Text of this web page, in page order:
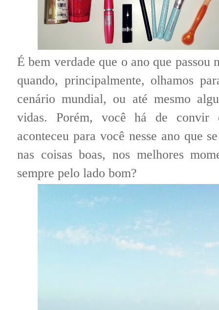
É bem verdade que o ano que passou
quando, principalmente, olhamos
cenário mundial, ou até mesmo
vidas. Porém, você há de convir
aconteceu para você nesse ano que
nas coisas boas, nos melhores
sempre pelo lado bom?